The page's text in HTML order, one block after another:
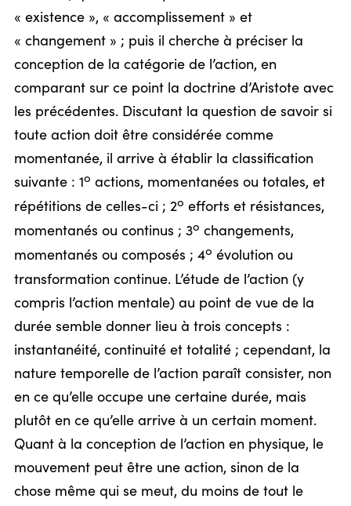
« existence », « accomplissement » et
« changement » ; puis il cherche à préciser la
conception de la catégorie de l’action, en
comparant sur ce point la doctrine d’Aristote avec
les précédentes. Discutant la question de savoir si
toute action doit être considérée comme
momentanée, il arrive à établir la classification
suivante : 1o actions, momentanées ou totales, et
répétitions de celles-ci ; 2o efforts et résistances,
momentanés ou continus ; 3o changements,
momentanés ou composés ; 4o évolution ou
transformation continue. L’étude de l’action (y
compris l’action mentale) au point de vue de la
durée semble donner lieu à trois concepts :
instantanéité, continuité et totalité ; cependant, la
nature temporelle de l’action paraît consister, non
en ce qu’elle occupe une certaine durée, mais
plutôt en ce qu’elle arrive à un certain moment.
Quant à la conception de l’action en physique, le
mouvement peut être une action, sinon de la
chose même qui se meut, du moins de tout le